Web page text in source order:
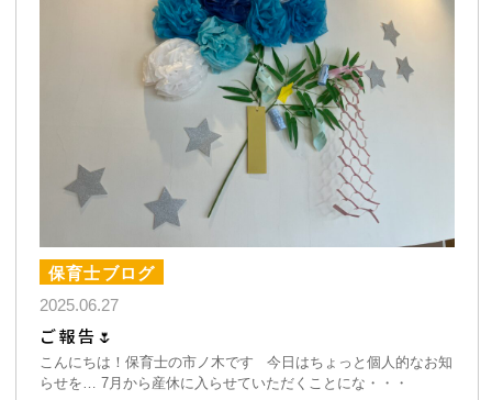
保育士ブログ
2025.06.27
ご報告🌷
こんにちは！保育士の市ノ木です 今日はちょっと個人的なお知
らせを… 7月から産休に入らせていただくことにな・・・